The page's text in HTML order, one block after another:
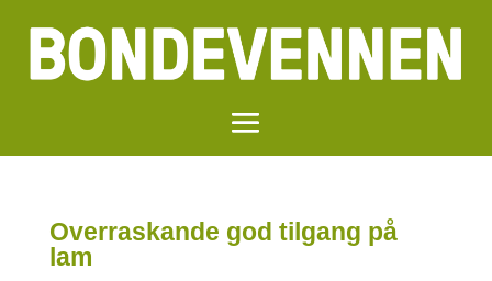
Overraskande god tilgang på
lam